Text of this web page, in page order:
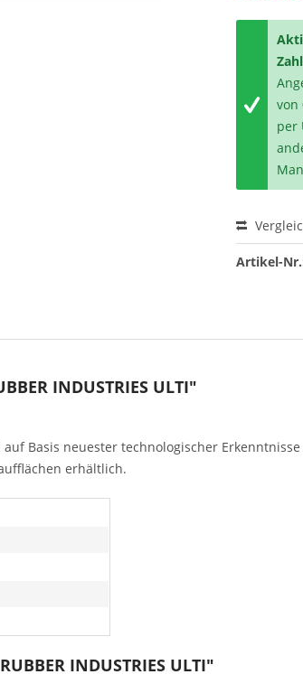
von
per
Artikel-
INDUSTRIES ULTI"
Basis neuester technologischer
erhältlich.
INDUSTRIES ULTI"